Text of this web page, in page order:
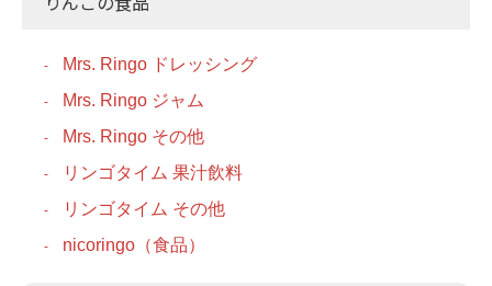
Mrs. Ringo ドレッシング
Mrs. Ringo ジャム
Mrs. Ringo その他
リンゴタイム 果汁飲料
リンゴタイム その他
nicoringo（食品）